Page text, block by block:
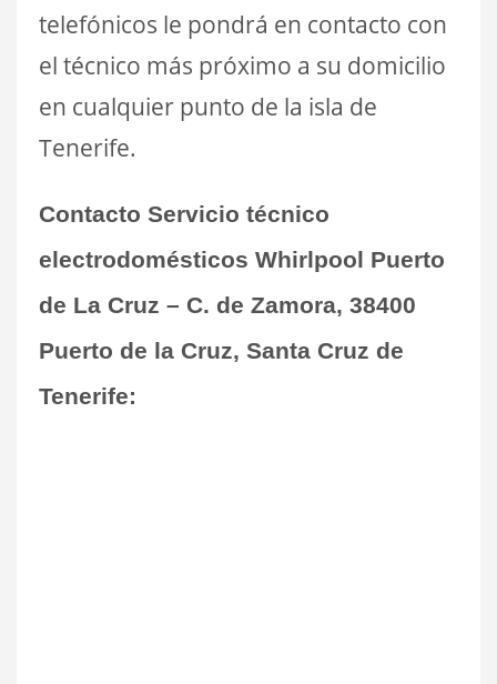
telefónicos le pondrá en contacto con
el técnico más próximo a su domicilio
en cualquier punto de la isla de
Tenerife.
Contacto Servicio técnico
electrodomésticos Whirlpool Puerto
de La Cruz – C. de Zamora, 38400
Puerto de la Cruz, Santa Cruz de
Tenerife: